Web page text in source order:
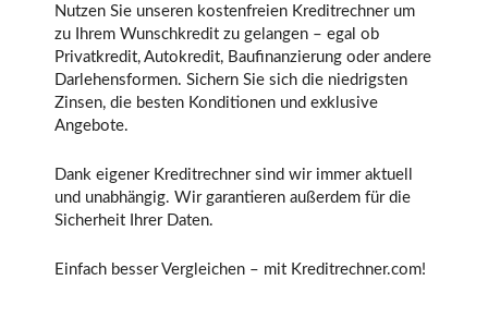
Nutzen Sie unseren kostenfreien Kreditrechner um
zu Ihrem Wunschkredit zu gelangen – egal ob
Privatkredit, Autokredit, Baufinanzierung oder andere
Darlehensformen. Sichern Sie sich die niedrigsten
Zinsen, die besten Konditionen und exklusive
Angebote.
Dank eigener Kreditrechner sind wir immer aktuell
und unabhängig. Wir garantieren außerdem für die
Sicherheit Ihrer Daten.
Einfach besser Vergleichen – mit Kreditrechner.com!